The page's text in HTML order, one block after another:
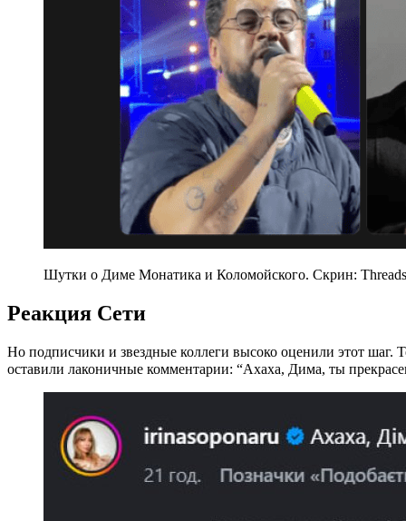
Шутки о Диме Монатика и Коломойского. Скрин: Threads
Реакция Сети
Но подписчики и звездные коллеги высоко оценили этот
оставили лаконичные комментарии: “Ахаха, Дима, ты